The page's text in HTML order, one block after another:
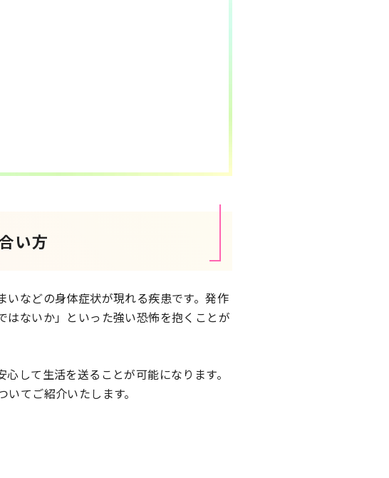
い方
などの身体症状が現れる疾患です。発作
ないか」といった強い恐怖を抱くことが
して生活を送ることが可能になります。
てご紹介いたします。